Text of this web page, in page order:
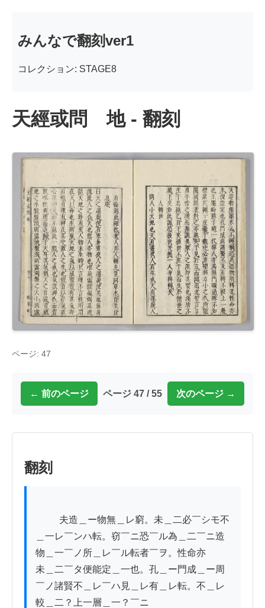
みんなで翻刻ver1
コレクション: STAGE8
天經或問 地 - 翻刻
ページ: 47
← 前のページ ページ 47 / 55 次のページ →
翻刻
＿一レ￣ンハ転。窃￣ニ恐￣ル為＿二￣ニ造
物＿一￣ノ所＿レ￣ル転者￣ヲ。性命亦
未＿二￣タ便能定＿一也。孔＿ー門成＿ー周
￣ノ諸賢不＿レ￣ハ見＿レ有＿レ転。不＿レ
較＿二？上一層＿一？￣ニ